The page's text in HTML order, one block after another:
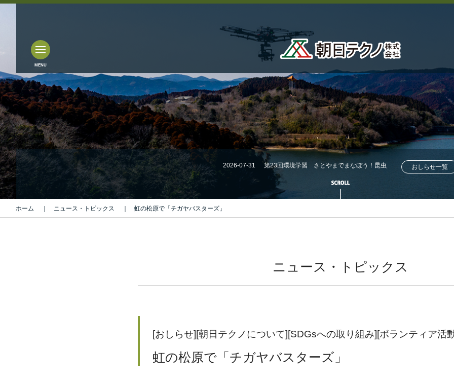
2026-07-31
第23回環境学習 さとやまでまなぼう！昆虫
採集にチャレンジ！！
おしらせ一覧
ホーム ニュース・トピックス 虹の松原で「チガヤバスターズ」
ニュース・トピックス
[おしらせ][朝日テクノについて][SDGsへの取り組み][ボランティア活
虹の松原で「チガヤバスターズ」